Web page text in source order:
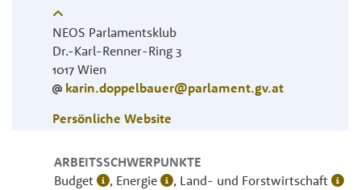
NEOS Parlamentsklub
Dr.-Karl-Renner-Ring 3
1017 Wien
karin.doppelbauer@parlament.gv.at
Persönliche Website
ARBEITSSCHWERPUNKTE
Budget
, Energie , Land- und Forstwirtschaft